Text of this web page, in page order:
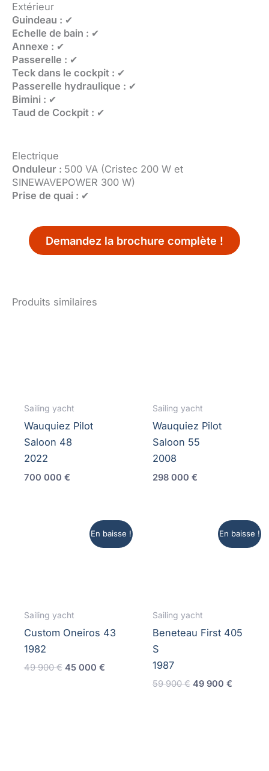
Extérieur
Guindeau : ✔
Echelle de bain : ✔
Annexe : ✔
Passerelle : ✔
Teck dans le cockpit : ✔
Passerelle hydraulique : ✔
Bimini : ✔
Taud de Cockpit : ✔
Electrique
Onduleur : 500 VA (Cristec 200 W et
SINEWAVEPOWER 300 W)
Prise de quai : ✔
Demandez la brochure complète !
Produits similaires
Sailing yacht
Wauquiez Pilot
Saloon 48
2022
700 000 €
Sailing yacht
Wauquiez Pilot
Saloon 55
2008
298 000 €
En baisse !
Sailing yacht
Custom Oneiros 43
1982
49 900€ Le
45 000 €Le
En baisse !
Sailing yacht
Beneteau First 405
S
1987
59 900€ Le
49 900 €Le